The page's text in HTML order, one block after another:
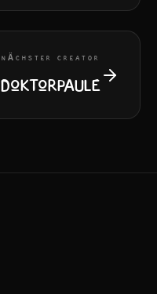
NÄCHSTER CREATOR
DoktorPaule